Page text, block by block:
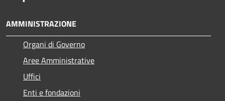
AMMINISTRAZIONE
Organi di Governo
Aree Amministrative
Uffici
Enti e fondazioni